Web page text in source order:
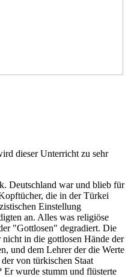
dieser Unterricht zu sehr
Deutschland war und blieb für
die in der Türkei
Einstellung
an. Alles was religiöse
"Gottlosen" degradiert. Die
in die gottlosen Hände der
und dem Lehrer der die Werte
von türkischen Staat
Er wurde stumm und flüsterte